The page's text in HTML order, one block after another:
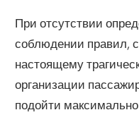
При отсутствии
соблюдении правил,
настоящему
организации
подойти